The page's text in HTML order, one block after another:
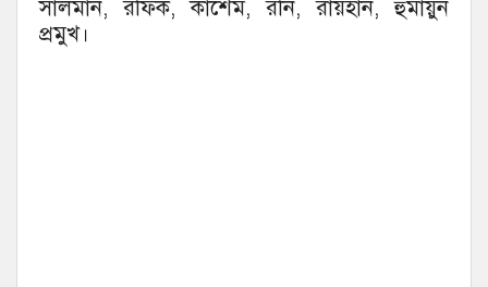
সালমান, রফিক, কাশেম, রনি, রায়হান, হুমায়ুন
প্রমুখ।